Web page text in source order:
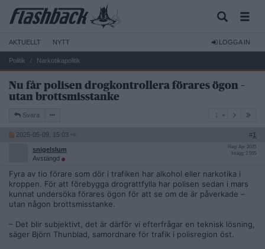
AKTUELLT NYTT LOGGA IN
Politik Narkotikapolitik
Nu får polisen drogkontrollera förares ögon –
utan brottsmisstanke
Svara
2025-05-09, 15:03 #1
snigelslum
Avstängd
Reg: Apr 2025
Inlägg: 2 555
Fyra av tio förare som dör i trafiken har alkohol eller narkotika i
kroppen. För att förebygga drograttfylla har polisen sedan i mars
kunnat undersöka förares ögon för att se om de är påverkade –
utan någon brottsmisstanke.
– Det blir subjektivt, det är därför vi efterfrågar en teknisk lösning,
säger Björn Thunblad, samordnare för trafik i polisregion öst.